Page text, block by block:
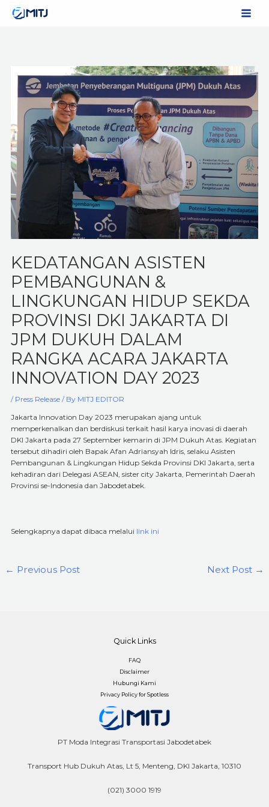
KEDATANGAN ASISTEN
PEMBANGUNAN &
LINGKUNGAN HIDUP SEKDA
PROVINSI DKI JAKARTA DI
JPM DUKUH DALAM
RANGKA ACARA JAKARTA
INNOVATION DAY 2023
/ Press Release / By MITJ EDITOR
Jakarta Innovation Day 2023 merupakan ajang untuk
memperkenalkan dan berdiskusi terkait hasil karya inovasi di daerah
DKI Jakarta pada 27 September kemarin di JPM Dukuh Atas. Kegiatan
tersebut dihadiri oleh Bapak Afan Adriansyah Idris, selaku Asisten
Pembangunan & Lingkungan Hidup Sekda Provinsi DKI Jakarta, serta
kehadiran dari Delegasi ASEAN, sister city Jakarta, Pemerintah Daerah
Provinsi se-Indonesia dan Jabodetabek.
Selengkapnya dapat dibaca melalui link ini
← Previous Post Next Post →
Quick Links
FAQ
Disclaimer
Hubungi Kami
Privacy Policy for Spotless
PT Moda Integrasi Transportasi Jabodetabek
Transport Hub Dukuh Atas, Lt 5, Menteng, DKI Jakarta, 10310
(021) 3000 1919